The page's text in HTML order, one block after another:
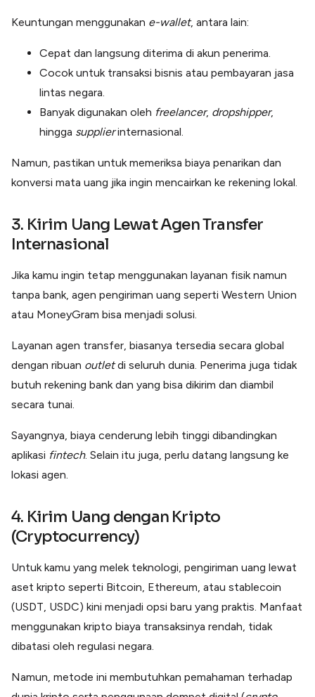
Keuntungan menggunakan e-wallet, antara lain:
Cepat dan langsung diterima di akun penerima.
Cocok untuk transaksi bisnis atau pembayaran jasa
lintas negara.
Banyak digunakan oleh freelancer, dropshipper,
hingga supplierinternasional.
Namun, pastikan untuk memeriksa biaya penarikan dan
konversi mata uang jika ingin mencairkan ke rekening lokal.
3. Kirim Uang Lewat Agen Transfer
Internasional
Jika kamu ingin tetap menggunakan layanan fisik namun
tanpa bank, agen pengiriman uang seperti Western Union
atau MoneyGram bisa menjadi solusi.
Layanan agen transfer, biasanya tersedia secara global
dengan ribuan outletdi seluruh dunia. Penerima juga tidak
butuh rekening bank dan yang bisa dikirim dan diambil
secara tunai.
Sayangnya, biaya cenderung lebih tinggi dibandingkan
aplikasi fintech. Selain itu juga, perlu datang langsung ke
lokasi agen.
4. Kirim Uang dengan Kripto
(Cryptocurrency)
Untuk kamu yang melek teknologi, pengiriman uang lewat
aset kripto seperti Bitcoin, Ethereum, atau stablecoin
(USDT, USDC) kini menjadi opsi baru yang praktis. Manfaat
menggunakan kripto biaya transaksinya rendah, tidak
dibatasi oleh regulasi negara.
Namun, metode ini membutuhkan pemahaman terhadap